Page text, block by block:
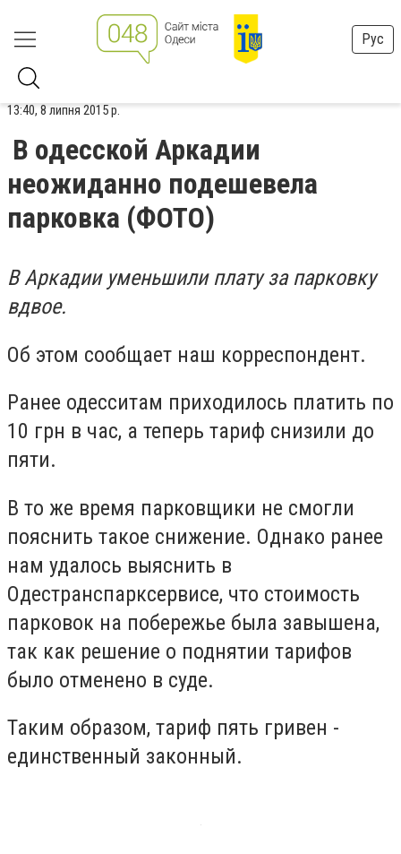
Рус
13:40, 8 липня 2015 р.
В одесской Аркадии
неожиданно подешевела
парковка (ФОТО)
В Аркадии уменьшили плату за парковку
вдвое.
Об этом сообщает наш корреспондент.
Ранее одесситам приходилось платить по
10 грн в час, а теперь тариф снизили до
пяти.
В то же время парковщики не смогли
пояснить такое снижение. Однако ранее
нам удалось выяснить в
Одестранспарксервисе, что стоимость
парковок на побережье была завышена,
так как решение о поднятии тарифов
было отменено в суде.
Таким образом, тариф пять гривен -
единственный законный.